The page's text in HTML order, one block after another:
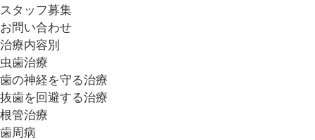
スタッフ募集
お問い合わせ
治療内容別
虫歯治療
歯の神経を守る治療
抜歯を回避する治療
根管治療
歯周病